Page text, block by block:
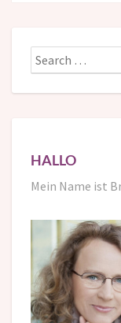
Search
for:
HALLO
Mein Name ist